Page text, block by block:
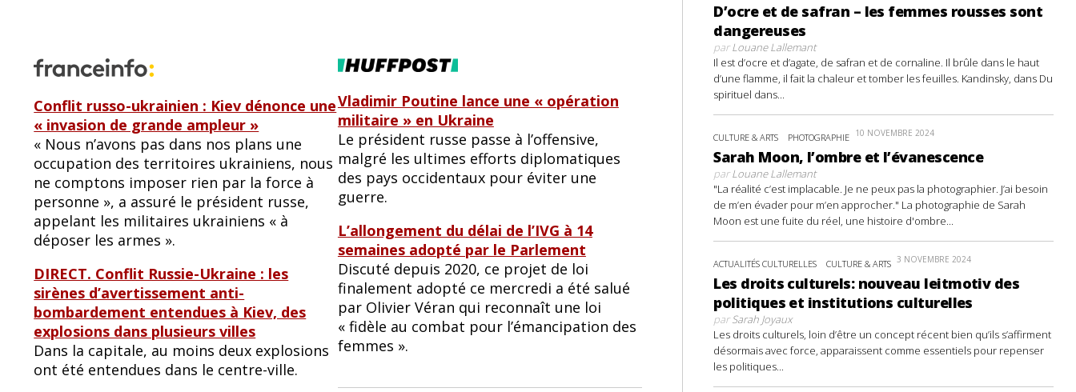
Conflit russo-ukrainien : Kiev dénonce une
« invasion de grande ampleur »
« Nous n’avons pas dans nos plans une
occupation des territoires ukrainiens, nous
ne comptons imposer rien par la force à
personne », a assuré le président russe,
appelant les militaires ukrainiens « à
déposer les armes ».
DIRECT. Conflit Russie-Ukraine : les
sirènes d’avertissement anti-
bombardement entendues à Kiev, des
explosions dans plusieurs villes
Dans la capitale, au moins deux explosions
ont été entendues dans le centre-ville.
Vladimir Poutine lance une « opération
militaire » en Ukraine
Le président russe passe à l’offensive,
malgré les ultimes efforts diplomatiques
des pays occidentaux pour éviter une
guerre.
L’allongement du délai de l’IVG à 14
semaines adopté par le Parlement
Discuté depuis 2020, ce projet de loi
finalement adopté ce mercredi a été salué
par Olivier Véran qui reconnaît une loi
« fidèle au combat pour l’émancipation des
femmes ».
D’ocre et de safran – les femmes rousses sont
dangereuses
parLouane Lallemant
Il est d’ocre et d’agate, de safran et de cornaline. Il brûle dans le haut
d’une flamme, il fait la chaleur et tomber les feuilles. Kandinsky, dans Du
spirituel dans...
CULTURE & ARTS PHOTOGRAPHIE 10 NOVEMBRE 2024
Sarah Moon, l’ombre et l’évanescence
parLouane Lallemant
"La réalité c’est implacable. Je ne peux pas la photographier. J’ai besoin
de m’en évader pour m’en approcher." La photographie de Sarah
Moon est une fuite du réel, une histoire d'ombre...
ACTUALITÉS CULTURELLES CULTURE & ARTS 3 NOVEMBRE 2024
Les droits culturels: nouveau leitmotiv des
politiques et institutions culturelles
parSarah Joyaux
Les droits culturels, loin d’être un concept récent bien qu’ils s’affirment
désormais avec force, apparaissent comme essentiels pour repenser
les politiques...